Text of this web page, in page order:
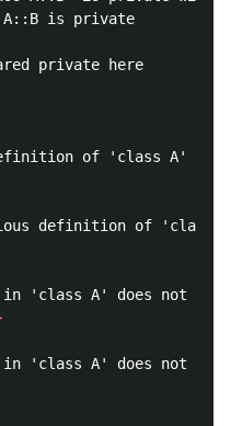
of 'class A'
definition of 'class